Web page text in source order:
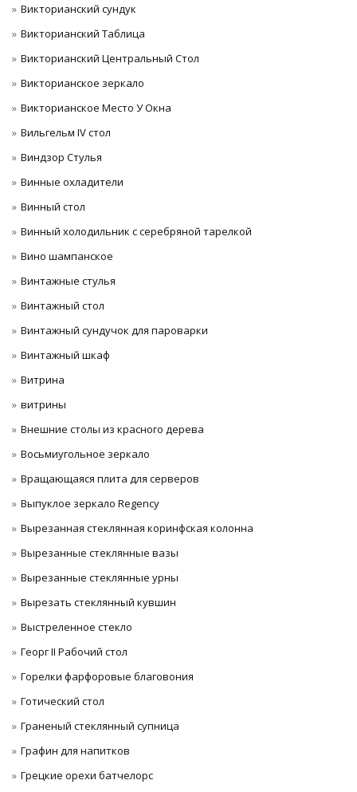
Викторианский сундук
Викторианский Таблица
Викторианский Центральный Стол
Викторианское зеркало
Викторианское Место У Окна
Вильгельм IV стол
Виндзор Стулья
Винные охладители
Винный стол
Винный холодильник с серебряной тарелкой
Вино шампанское
Винтажные стулья
Винтажный стол
Винтажный сундучок для пароварки
Винтажный шкаф
Витрина
витрины
Внешние столы из красного дерева
Восьмиугольное зеркало
Вращающаяся плита для серверов
Выпуклое зеркало Regency
Вырезанная стеклянная коринфская колонна
Вырезанные стеклянные вазы
Вырезанные стеклянные урны
Вырезать стеклянный кувшин
Выстреленное стекло
Георг II Рабочий стол
Горелки фарфоровые благовония
Готический стол
Граненый стеклянный супница
Графин для напитков
Грецкие орехи батчелорс